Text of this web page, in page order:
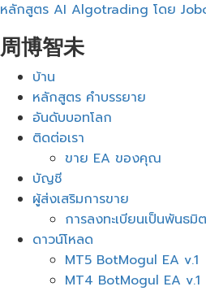
หลักสูตร AI Algotrading โดย
周博智未
เมนู
บ้าน
หลักสูตร คำบรรยาย
อันดับบอทโลก
ติดต่อเรา
ขาย EA ของคุณ
บัญชี
ผู้ส่งเสริมการขาย
การลงทะเบียนเป็นพันธมิ
ดาวน์โหลด
MT5 BotMogul EA v.1
MT4 BotMogul EA v.1